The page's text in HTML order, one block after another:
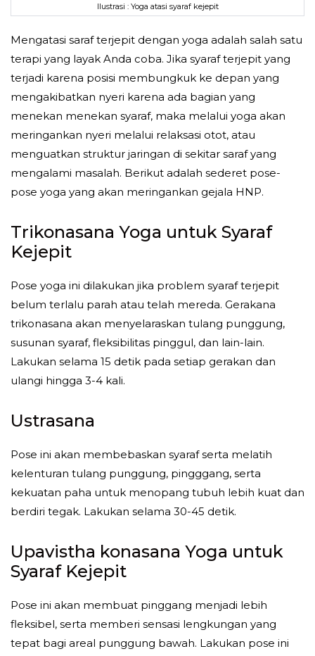
Ilustrasi : Yoga atasi syaraf kejepit
Mengatasi saraf terjepit dengan yoga adalah salah satu
terapi yang layak Anda coba. Jika syaraf terjepit yang
terjadi karena posisi membungkuk ke depan yang
mengakibatkan nyeri karena ada bagian yang
menekan menekan syaraf, maka melalui yoga akan
meringankan nyeri melalui relaksasi otot, atau
menguatkan struktur jaringan di sekitar saraf yang
mengalami masalah. Berikut adalah sederet pose-
pose yoga yang akan meringankan gejala HNP.
Trikonasana Yoga untuk Syaraf
Kejepit
Pose yoga ini dilakukan jika problem syaraf terjepit
belum terlalu parah atau telah mereda. Gerakana
trikonasana akan menyelaraskan tulang punggung,
susunan syaraf, fleksibilitas pinggul, dan lain-lain.
Lakukan selama 15 detik pada setiap gerakan dan
ulangi hingga 3-4 kali.
Ustrasana
Pose ini akan membebaskan syaraf serta melatih
kelenturan tulang punggung, pingggang, serta
kekuatan paha untuk menopang tubuh lebih kuat dan
berdiri tegak. Lakukan selama 30-45 detik.
Upavistha konasana Yoga untuk
Syaraf Kejepit
Pose ini akan membuat pinggang menjadi lebih
fleksibel, serta memberi sensasi lengkungan yang
tepat bagi areal punggung bawah. Lakukan pose ini